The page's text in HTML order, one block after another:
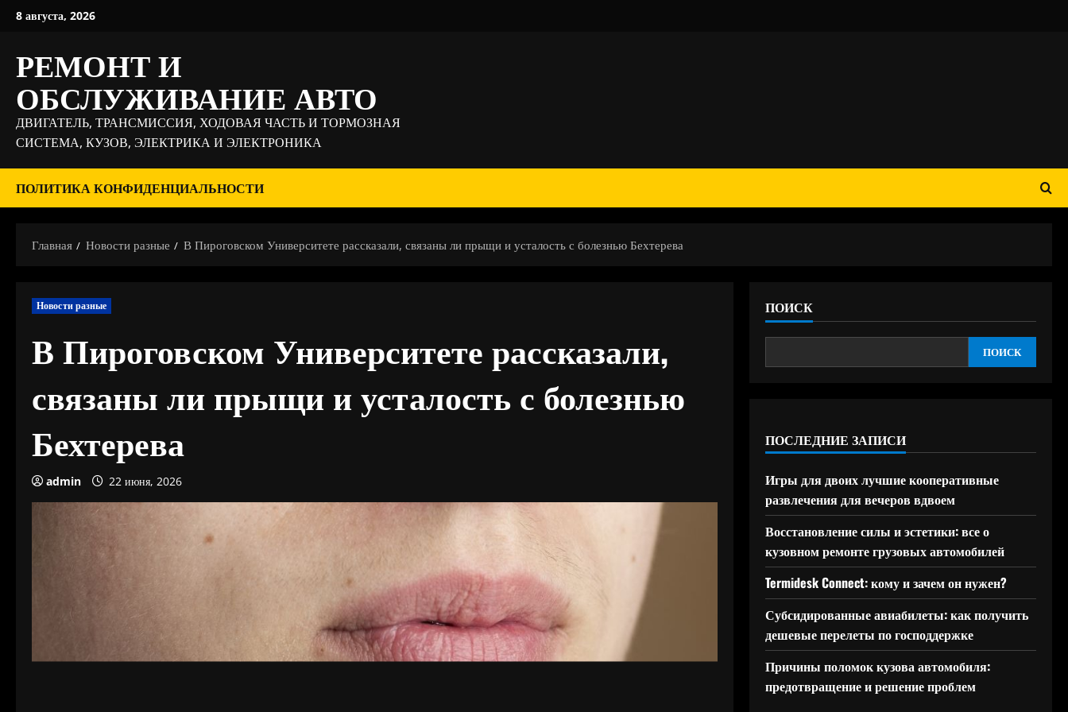
Перейти
8 августа, 2026
РЕМОНТ И
ОБСЛУЖИВАНИЕ АВТО
ДВИГАТЕЛЬ, ТРАНСМИССИЯ, ХОДОВАЯ ЧАСТЬ И ТОРМОЗНАЯ
СИСТЕМА, КУЗОВ, ЭЛЕКТРИКА И ЭЛЕКТРОНИКА
ПОЛИТИКА КОНФИДЕНЦИАЛЬНОСТИ
Главная Новости разные В Пироговском Университете рассказали, связаны ли прыщи и усталость с болезнью Бехтерева
Новости разные
В Пироговском Университете рассказали,
связаны ли прыщи и усталость с болезнью
Бехтерева
admin 22 июня, 2026
ПОИСК
ПОИСК
ПОСЛЕДНИЕ ЗАПИСИ
Игры для двоих лучшие кооперативные
развлечения для вечеров вдвоем
Восстановление силы и эстетики: все о
кузовном ремонте грузовых автомобилей
Termidesk Connect: кому и зачем он нужен?
Субсидированные авиабилеты: как получить
дешевые перелеты по господдержке
Причины поломок кузова автомобиля:
предотвращение и решение проблем